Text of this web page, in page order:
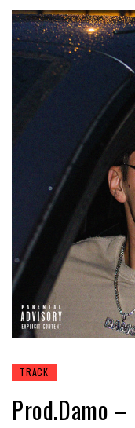
TRACK
Prod.Damo –